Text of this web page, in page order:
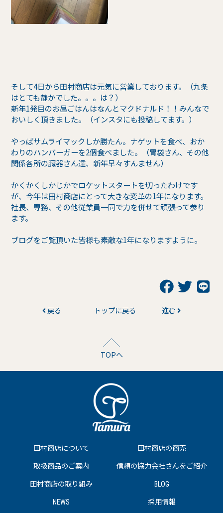
そして4日から田村商店は元気に営業しております。（九条
はとても静かでした。。。は？）
新年1発目のお昼ごはんはなんとマクドナルド！！みんなで
おいしく頂きました。（インスタにも投稿してます。）
やっぱサムライマックしか勝たん。ナゲットを食べ、おか
わりのハンバーガーを2個食べました。（胃袋さん、その他
関係各所の臓器さん達、新年早々すんません）
かくかくしかじかでロケットスタートを切ったわけです
が、今年は田村商店にとって大きな変革の1年になります。
社長、専務、その他従業員一同で力を併せて頑張って参り
ます。
ブログをご覧頂いた皆様も素敵な1年になりますように。
戻る トップに戻る 進む
TOPへ
田村商店について 田村商店の商売
取扱商品のご案内 信頼の協力会社さんをご紹介
田村商店の取り組み BLOG
NEWS 採用情報